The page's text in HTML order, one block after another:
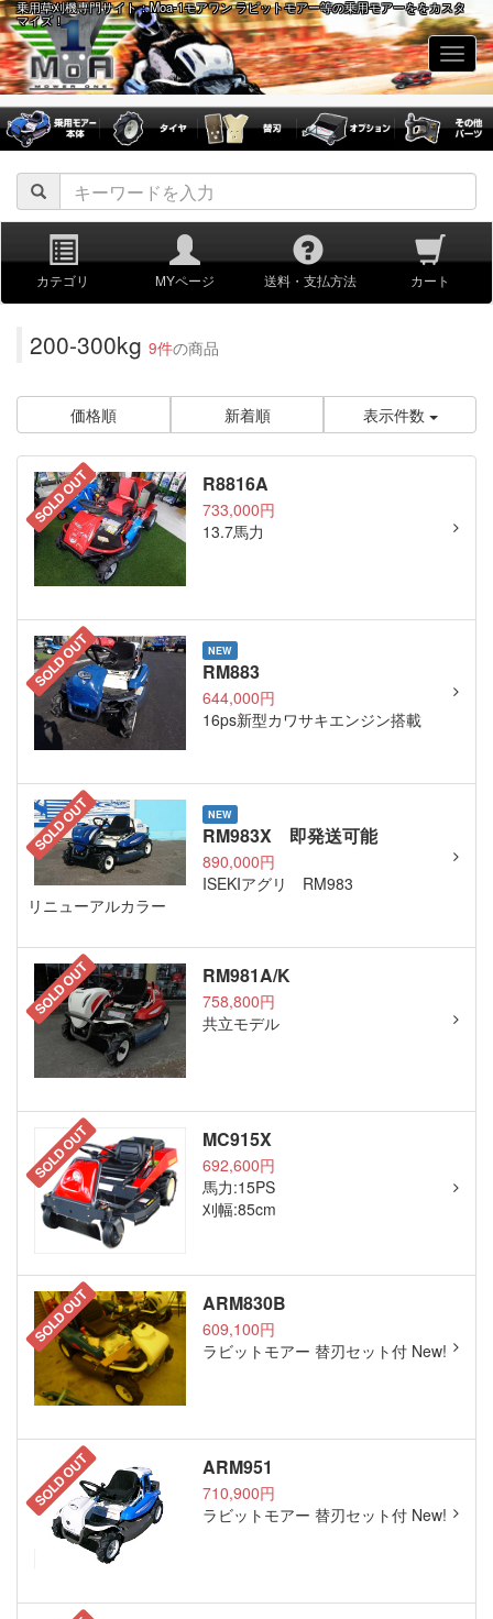
乗用草刈機専門サイト：Moa-1モアワン ラビットモアー等の乗用モアーををカスタ
マイズ！
カテゴリ MYページ 送料・支払方法 カート
200-300kg 9件の商品
価格順 新着順 表示件数
SOLD OUT R8816A
733,000円
13.7馬力
SOLD OUT NEW
RM883
644,000円
16ps新型カワサキエンジン搭載
SOLD OUT NEW
RM983X 即発送可能
890,000円
ISEKIアグリ RM983
リニューアルカラー
SOLD OUT RM981A/K
758,800円
共立モデル
SOLD OUT MC915X
692,600円
馬力:15PS
刈幅:85cm
SOLD OUT ARM830B
609,100円
ラビットモアー 替刃セット付 New!
SOLD OUT ARM951
710,900円
ラビットモアー 替刃セット付 New!